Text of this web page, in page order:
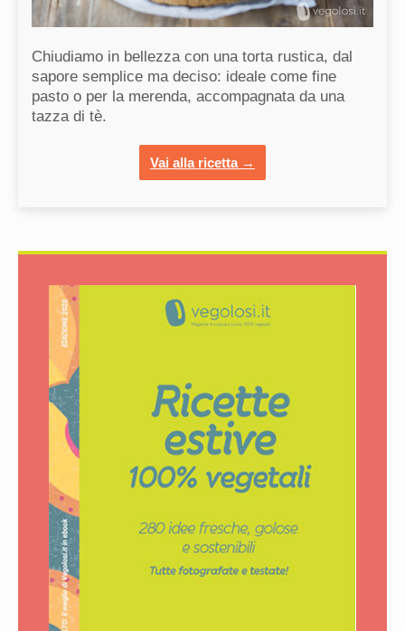
Chiudiamo in bellezza con una torta rustica, dal
sapore semplice ma deciso: ideale come fine
pasto o per la merenda, accompagnata da una
tazza di tè.
Vai alla ricetta →